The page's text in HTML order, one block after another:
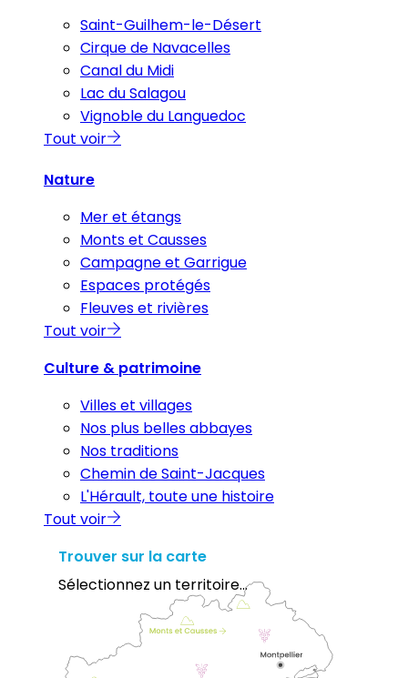
Saint-Guilhem-le-Désert
Cirque de Navacelles
Canal du Midi
Lac du Salagou
Vignoble du Languedoc
Tout voir
Nature
Mer et étangs
Monts et Causses
Campagne et Garrigue
Espaces protégés
Fleuves et rivières
Tout voir
Culture & patrimoine
Villes et villages
Nos plus belles abbayes
Nos traditions
Chemin de Saint-Jacques
L'Hérault, toute une histoire
Tout voir
Trouver sur la carte
Sélectionnez un territoire...